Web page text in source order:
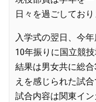
日々を過ごしており
入学式の翌日、今
10年振りに国立競
結果は男女共に総
えを感じられた試合
試合内容は関東イ